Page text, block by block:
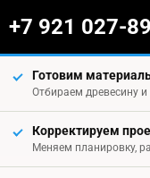
+7 921 027-
Готовим
Отбираем древесину
Корректируем
Меняем планировку,